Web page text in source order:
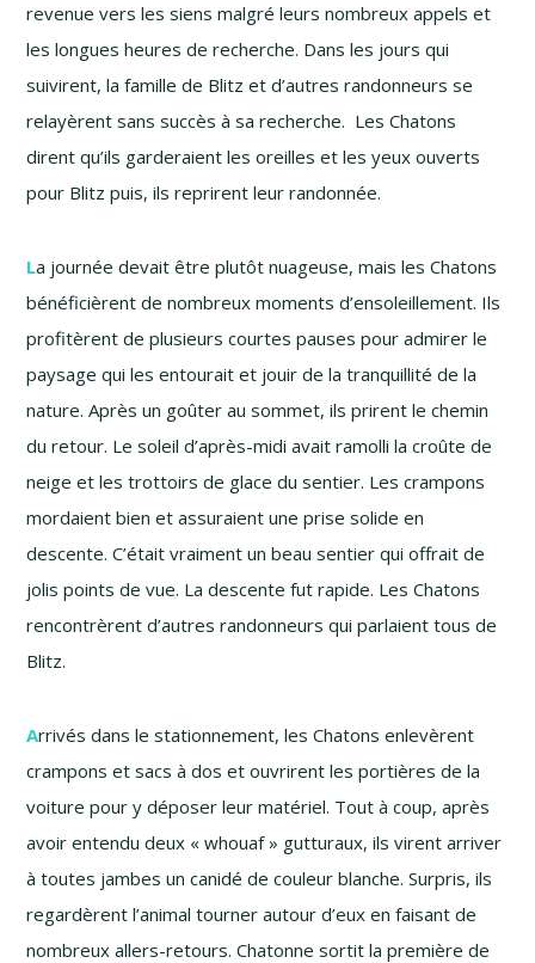
revenue vers les siens malgré leurs nombreux appels et
les longues heures de recherche. Dans les jours qui
suivirent, la famille de Blitz et d’autres randonneurs se
relayèrent sans succès à sa recherche. Les Chatons
dirent qu’ils garderaient les oreilles et les yeux ouverts
pour Blitz puis, ils reprirent leur randonnée.
La journée devait être plutôt nuageuse, mais les Chatons
bénéficièrent de nombreux moments d’ensoleillement. Ils
profitèrent de plusieurs courtes pauses pour admirer le
paysage qui les entourait et jouir de la tranquillité de la
nature. Après un goûter au sommet, ils prirent le chemin
du retour. Le soleil d’après-midi avait ramolli la croûte de
neige et les trottoirs de glace du sentier. Les crampons
mordaient bien et assuraient une prise solide en
descente. C’était vraiment un beau sentier qui offrait de
jolis points de vue. La descente fut rapide. Les Chatons
rencontrèrent d’autres randonneurs qui parlaient tous de
Blitz.
Arrivés dans le stationnement, les Chatons enlevèrent
crampons et sacs à dos et ouvrirent les portières de la
voiture pour y déposer leur matériel. Tout à coup, après
avoir entendu deux « whouaf » gutturaux, ils virent arriver
à toutes jambes un canidé de couleur blanche. Surpris, ils
regardèrent l’animal tourner autour d’eux en faisant de
nombreuxallers-retours. Chatonne sortit la première de